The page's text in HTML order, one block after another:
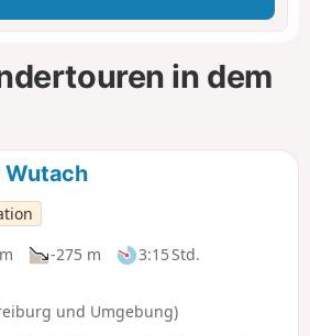
in dem
Wutach
-275 m
3:15 Std.
und Umgebung)